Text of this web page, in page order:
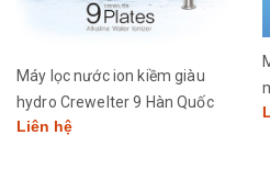
Máy lọc nước ion kiềm giàu
hydro Crewelter 9 Hàn Quốc
Liên hệ